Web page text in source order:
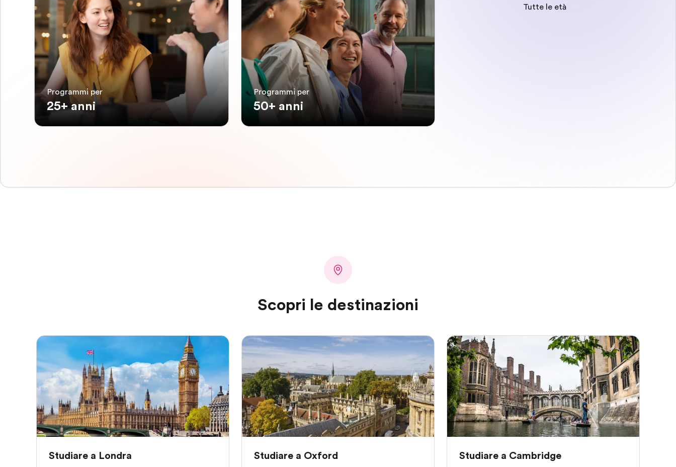
Programmi per
25+ anni
Programmi per
50+ anni
Tutte le età
Scopri le destinazioni
Studiare a Londra Studiare a Oxford Studiare a Cambridge